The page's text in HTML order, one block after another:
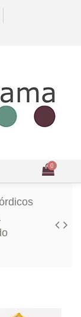
0